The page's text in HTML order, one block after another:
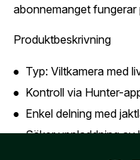
abonnemanget fungerar
Produktbeskrivning
Typ: Viltkamera med
Kontroll via Hunter-
Enkel delning med
Säker uppladdning av
oss så hjälper vi dig
E-post:*
Verifiera e-post: *